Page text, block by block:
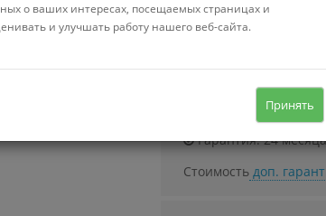
Можно купить в кредит
Стоимость от 8.00 ƃ/мec.
Узнать о
Гарантия: 24 месяца
Стоимостьдоп.
о ваших интересах, посещаемых страницах и
и улучшать работу нашего веб-сайта.
Принять